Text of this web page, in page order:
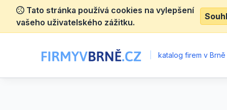
Tato stránka používá cookies na vylepšení
vašeho uživatelského zážitku.
katalog firem v Brně